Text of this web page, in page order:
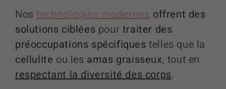
Nostechnologies modernes offrent des
solutions ciblées pour traiter des
préoccupations spécifiques telles que la
cellulite ou les amas graisseux, tout en
respectant la diversité des corps.